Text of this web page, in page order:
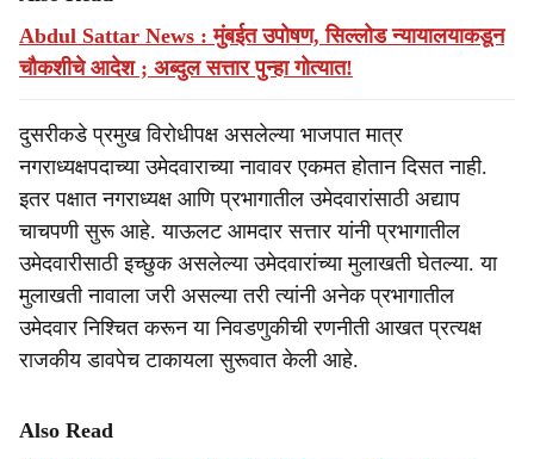
Abdul Sattar News : मुंबईत उपोषण, सिल्लोड न्यायालयाकडून
चौकशीचे आदेश ; अब्दुल सत्तार पुन्हा गोत्यात!
दुसरीकडे प्रमुख विरोधीपक्ष असलेल्या भाजपात मात्र
नगराध्यक्षपदाच्या उमेदवाराच्या नावावर एकमत होतान दिसत नाही.
इतर पक्षात नगराध्यक्ष आणि प्रभागातील उमेदवारांसाठी अद्याप
चाचपणी सुरू आहे. याऊलट आमदार सत्तार यांनी प्रभागातील
उमेदवारीसाठी इच्छुक असलेल्या उमेदवारांच्या मुलाखती घेतल्या. या
मुलाखती नावाला जरी असल्या तरी त्यांनी अनेक प्रभागातील
उमेदवार निश्चित करून या निवडणुकीची रणनीती आखत प्रत्यक्ष
राजकीय डावपेच टाकायला सुरूवात केली आहे.
Also Read